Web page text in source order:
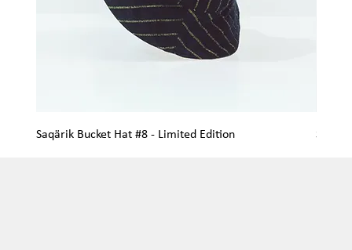
Saqärik Bucket Hat #8 - Limited Edition